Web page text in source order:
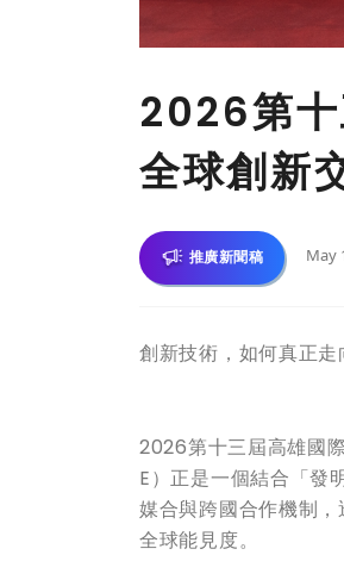
2026第十
全球創新
推廣新聞稿 May
創新技術，如何真正
2026第十三屆高雄
E）正是一個結合「發
媒合與跨國合作機制
全球能見度。